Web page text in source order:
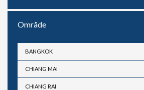
Område
BANGKOK
CHIANG MAI
CHIANG RAI